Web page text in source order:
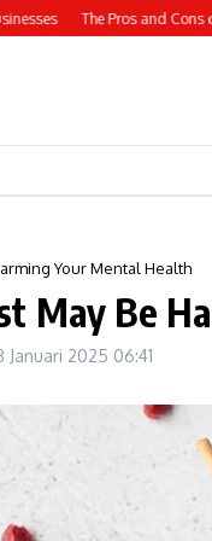
The Pros and Cons of
Your Mental Health
May Be
Januari 2025 06:41